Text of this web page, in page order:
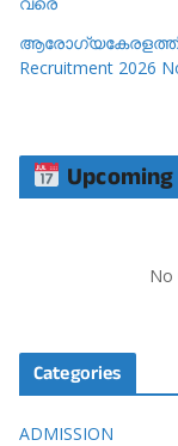
Recruitment 2026
No
Categories
ADMISSION